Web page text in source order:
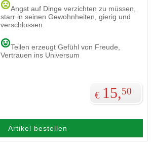
Angst auf Dinge verzichten zu müssen,
starr in seinen Gewohnheiten, gierig und
verschlossen
Teilen erzeugt Gefühl von Freude,
Vertrauen ins Universum
€ 15,50
Artikel bestellen